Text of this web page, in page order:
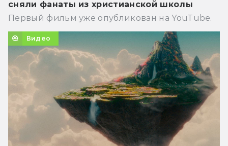
сняли фанаты из христианской школы
Первый фильм уже опубликован на YouTube.
Видео